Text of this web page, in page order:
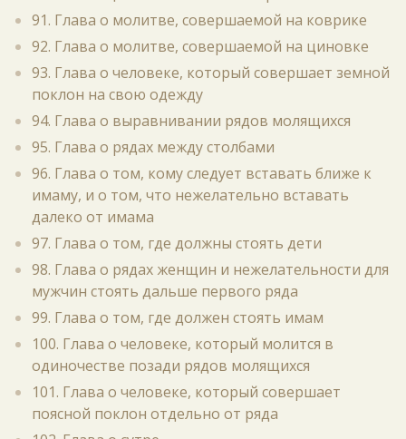
91. Глава о молитве, совершаемой на коврике
92. Глава о молитве, совершаемой на циновке
93. Глава о человеке, который совершает земной
поклон на свою одежду
94. Глава о выравнивании рядов молящихся
95. Глава о рядах между столбами
96. Глава о том, кому следует вставать ближе к
имаму, и о том, что нежелательно вставать
далеко от имама
97. Глава о том, где должны стоять дети
98. Глава о рядах женщин и нежелательности для
мужчин стоять дальше первого ряда
99. Глава о том, где должен стоять имам
100. Глава о человеке, который молится в
одиночестве позади рядов молящихся
101. Глава о человеке, который совершает
поясной поклон отдельно от ряда